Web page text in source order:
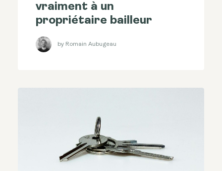
vraiment à un
propriétaire bailleur
by Romain Aubugeau